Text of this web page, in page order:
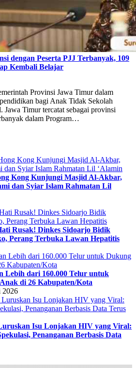
dengan Peserta PJJ Terbanyak, 109
Kembali Belajar
Provinsi Jawa Timur dalam
bagi Anak Tidak Sekolah
Jawa Timur tercatat sebagai provinsi
dalam Program…
Kong Kunjungi Masjid Al-Akbar,
dan Syiar Islam Rahmatan Lil
Rusak! Dinkes Sidoarjo Bidik
Perang Terbuka Lawan Hepatitis
Lebih dari 160.000 Telur untuk
di 26 Kabupaten/Kota
2026
Isu Lonjakan HIV yang Viral:
Penanganan Berbasis Data